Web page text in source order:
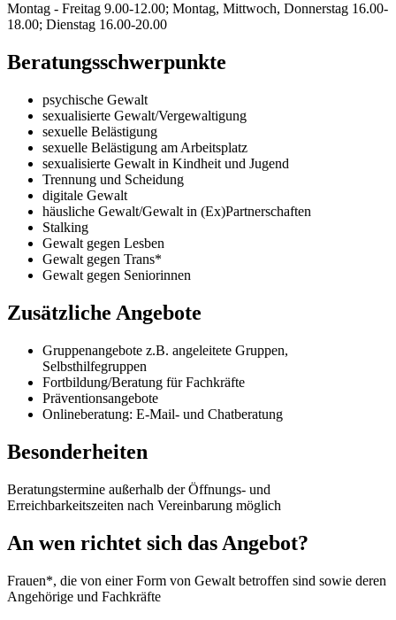
Montag - Freitag 9.00-12.00; Montag, Mittwoch, Donnerstag 16.00-
18.00; Dienstag 16.00-20.00
Beratungsschwerpunkte
psychische Gewalt
sexualisierte Gewalt/Vergewaltigung
sexuelle Belästigung
sexuelle Belästigung am Arbeitsplatz
sexualisierte Gewalt in Kindheit und Jugend
Trennung und Scheidung
digitale Gewalt
häusliche Gewalt/Gewalt in (Ex)Partnerschaften
Stalking
Gewalt gegen Lesben
Gewalt gegen Trans*
Gewalt gegen Seniorinnen
Zusätzliche Angebote
Gruppenangebote z.B. angeleitete Gruppen,
Selbsthilfegruppen
Fortbildung/Beratung für Fachkräfte
Präventionsangebote
Onlineberatung: E-Mail- und Chatberatung
Besonderheiten
Beratungstermine außerhalb der Öffnungs- und
Erreichbarkeitszeiten nach Vereinbarung möglich
An wen richtet sich das Angebot?
Frauen*, die von einer Form von Gewalt betroffen sind sowie deren
Angehörige und Fachkräfte